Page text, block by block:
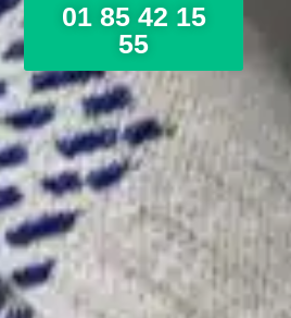
01 85 42 15
55